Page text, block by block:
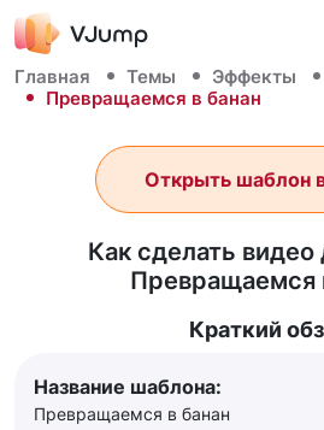
Главная Темы Эффекты
Превращаемся в банан
Как сделать видео
Превращаемся
Открыть шаблон
Краткий
Название шаблона:
Превращаемся в банан